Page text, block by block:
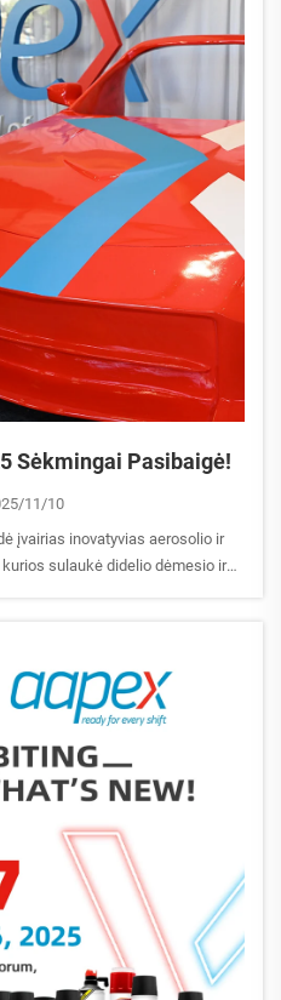
Sėkmingai Pasibaigė!
11/10
įvairias inovatyvias aerosolio ir
sulaukė didelio dėmesio ir